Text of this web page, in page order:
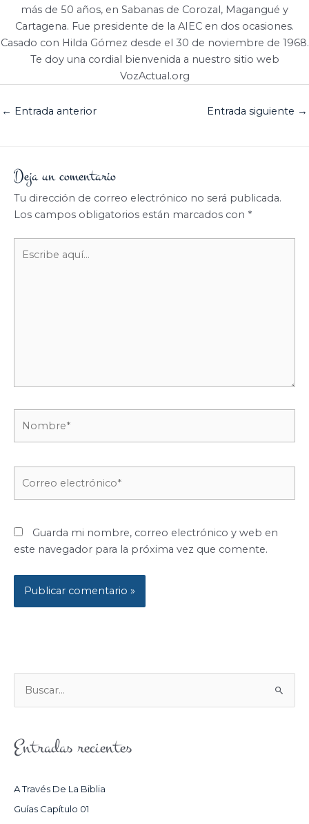
más de 50 años, en Sabanas de Corozal, Magangué y
Cartagena. Fue presidente de la AIEC en dos ocasiones.
Casado con Hilda Gómez desde el 30 de noviembre de 1968.
Te doy una cordial bienvenida a nuestro sitio web
VozActual.org
← Entrada anterior Entrada siguiente →
Deja un comentario
Tu dirección de correo electrónico no será publicada.
Los campos obligatorios están marcados con *
aquí...
Guarda mi nombre, correo electrónico y web en
este navegador para la próxima vez que comente.
U
C
Entradas recientes
A Través De La Biblia
Guías Capítulo 01